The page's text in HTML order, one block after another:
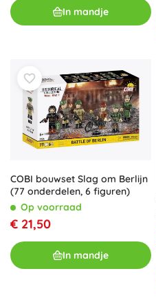
In mandje
COBI bouwset Slag om Berlijn
(77 onderdelen, 6 figuren)
Op voorraad
€ 21,50
In mandje